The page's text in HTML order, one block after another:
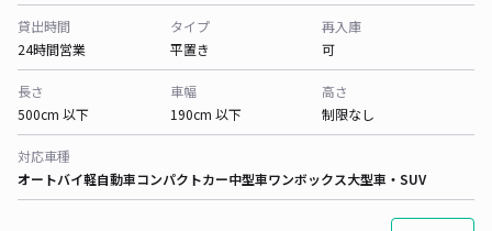
貸出時間
24時間営業
タイプ
平置き
再入庫
可
長さ
500cm 以下
車幅
190cm 以下
高さ
制限なし
対応車種
オートバイ軽自動車コンパクトカー中型車ワンボックス大型車・SUV